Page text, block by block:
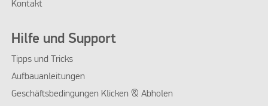
Kontakt
Hilfe und Support
Tipps und Tricks
Aufbauanleitungen
Geschäftsbedingungen Klicken & Abholen